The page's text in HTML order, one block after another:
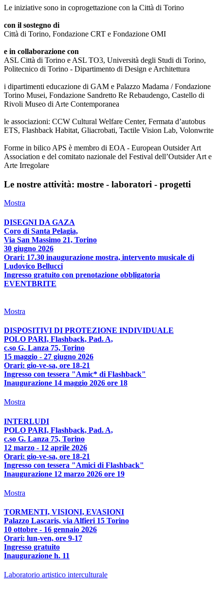
Le iniziative sono in coprogettazione con la Città di Torino
con il sostegno di
Città di Torino, Fondazione CRT e Fondazione OMI
e in collaborazione con
ASL Città di Torino e ASL TO3, Università degli Studi di Torino,
Politecnico di Torino - Dipartimento di Design e Architettura
i dipartimenti educazione di GAM e Palazzo Madama / Fondazione
Torino Musei, Fondazione Sandretto Re Rebaudengo, Castello di
Rivoli Museo di Arte Contemporanea
le associazioni: CCW Cultural Welfare Center, Fermata d’autobus
ETS, Flashback Habitat, Gliacrobati, Tactile Vision Lab, Volonwrite
Forme in bilico APS è membro di EOA - European Outsider Art
Association e del comitato nazionale del Festival dell’Outsider Art e
Arte Irregolare
Le nostre attività: mostre - laboratori - progetti
Mostra
DISEGNI DA GAZA
Coro di Santa Pelagia,
Via San Massimo 21, Torino
30 giugno 2026
Orari: 17.30 inaugurazione mostra, intervento musicale di
Ludovico Bellucci
Ingresso gratuito con prenotazione obbligatoria
EVENTBRITE
Mostra
DISPOSITIVI DI PROTEZIONE INDIVIDUALE
POLO PARI, Flashback, Pad. A,
c.so G. Lanza 75, Torino
15 maggio - 27 giugno 2026
Orari: gio-ve-sa, ore 18-21
Ingresso con tessera "Amic* di Flashback"
Inaugurazione 14 maggio 2026 ore 18
Mostra
INTERLUDI
POLO PARI, Flashback, Pad. A,
c.so G. Lanza 75, Torino
12 marzo - 12 aprile 2026
Orari: gio-ve-sa, ore 18-21
Ingresso con tessera "Amici di Flashback"
Inaugurazione 12 marzo 2026 ore 19
Mostra
TORMENTI, VISIONI, EVASIONI
Palazzo Lascaris, via Alfieri 15 Torino
10 ottobre - 16 gennaio 2026
Orari: lun-ven, ore 9-17
Ingresso gratuito
Inaugurazione h. 11
Laboratorio artistico interculturale